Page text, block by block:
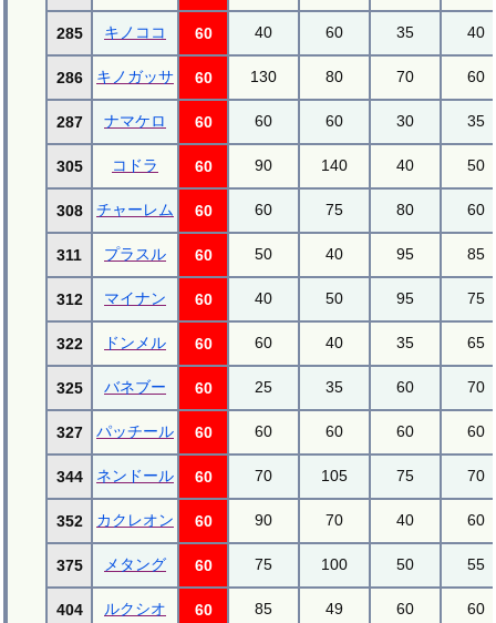
285 キノココ 60 40 60 35 40
286 キノガッサ 60 130 80 70 60
287 ナマケロ 60 60 60 30 35
305 コドラ 60 90 140 40 50
308 チャーレム 60 60 75 80 60
311 プラスル 60 50 40 95 85
312 マイナン 60 40 50 95 75
322 ドンメル 60 60 40 35 65
325 バネブー 60 25 35 60 70
327 パッチール 60 60 60 60 60
344 ネンドール 60 70 105 75 70
352 カクレオン 60 90 70 40 60
375 メタング 60 75 100 50 55
404 ルクシオ 60 85 49 60 60